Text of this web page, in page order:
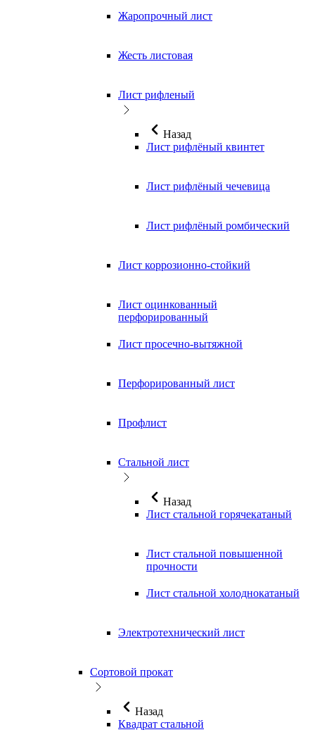
Жаропрочный лист
Жесть листовая
Лист рифленый
Назад
Лист рифлёный квинтет
Лист рифлёный чечевица
Лист рифлёный ромбический
Лист коррозионно-стойкий
Лист оцинкованный
перфорированный
Лист просечно-вытяжной
Перфорированный лист
Профлист
Стальной лист
Назад
Лист стальной горячекатаный
Лист стальной повышенной
прочности
Лист стальной холоднокатаный
Электротехнический лист
Сортовой прокат
Назад
Квадрат стальной